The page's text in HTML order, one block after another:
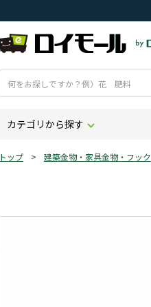
カテゴリから探す
トップ > 建築金物・家具金物・フック